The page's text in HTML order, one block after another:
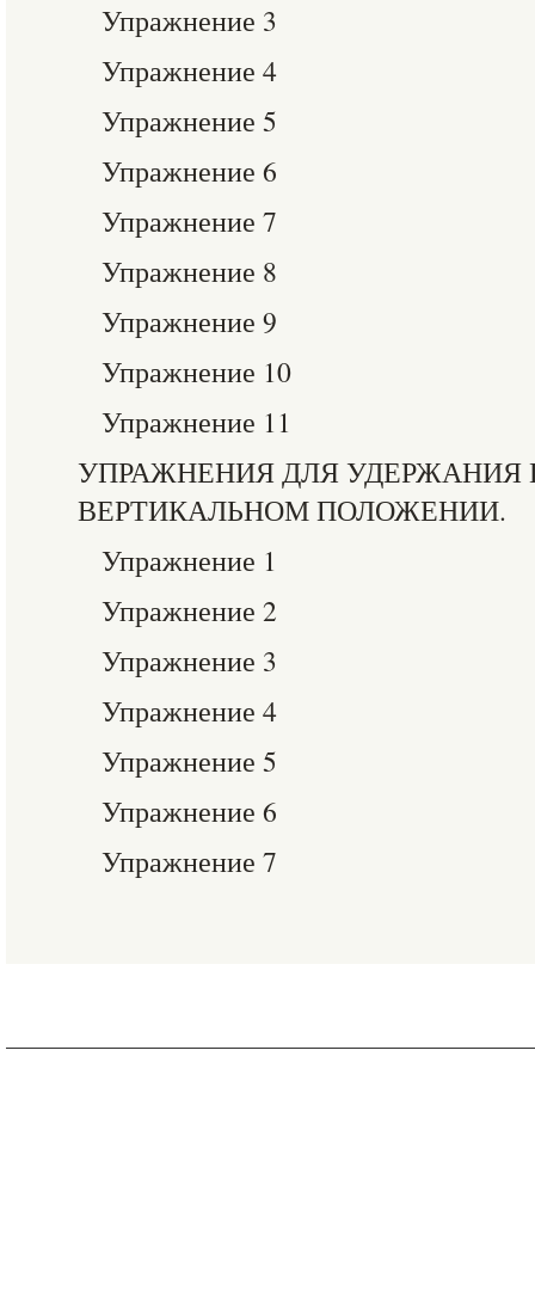
Упражнение 3
Упражнение 4
Упражнение 5
Упражнение 6
Упражнение 7
Упражнение 8
Упражнение 9
Упражнение 10
Упражнение 11
УПРАЖНЕНИЯ ДЛЯ УДЕРЖАНИЯ
ВЕРТИКАЛЬНОМ ПОЛОЖЕНИИ.
Упражнение 1
Упражнение 2
Упражнение 3
Упражнение 4
Упражнение 5
Упражнение 6
Упражнение 7